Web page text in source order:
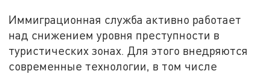
Иммиграционная служба активно работает
над снижением уровня преступности в
туристических зонах. Для этого внедряются
современные технологии, в том числе